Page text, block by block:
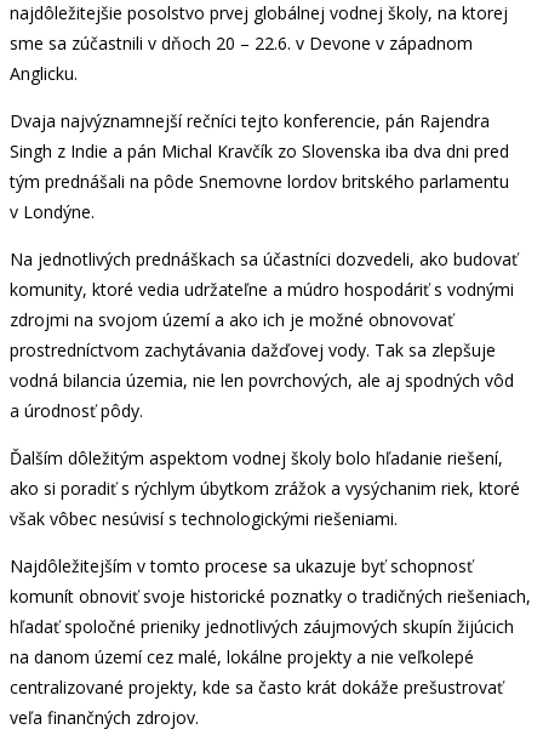
najdôležitejšie posolstvo prvej globálnej vodnej školy, na ktorej
sme sa zúčastnili v dňoch 20 – 22.6. v Devone v západnom
Anglicku.
Dvaja najvýznamnejší rečníci tejto konferencie, pán Rajendra
Singh z Indie a pán Michal Kravčík zo Slovenska iba dva dni pred
tým prednášali na pôde Snemovne lordov britského parlamentu
v Londýne.
Na jednotlivých prednáškach sa účastníci dozvedeli, ako budovať
komunity, ktoré vedia udržateľne a múdro hospodáriť s vodnými
zdrojmi na svojom území a ako ich je možné obnovovať
prostredníctvom zachytávania dažďovej vody. Tak sa zlepšuje
vodná bilancia územia, nie len povrchových, ale aj spodných vôd
a úrodnosť pôdy.
Ďalším dôležitým aspektom vodnej školy bolo hľadanie riešení,
ako si poradiť s rýchlym úbytkom zrážok a vysýchanim riek, ktoré
však vôbec nesúvisí s technologickými riešeniami.
Najdôležitejším v tomto procese sa ukazuje byť schopnosť
komunít obnoviť svoje historické poznatky o tradičných riešeniach,
hľadať spoločné prieniky jednotlivých záujmových skupín žijúcich
na danom území cez malé, lokálne projekty a nie veľkolepé
centralizované projekty, kde sa často krát dokáže prešustrovať
veľa finančných zdrojov.